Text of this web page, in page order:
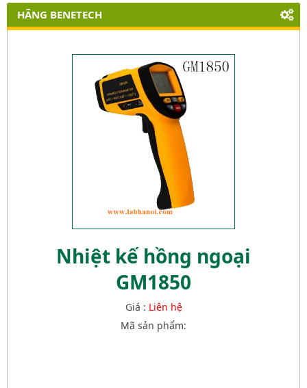
HÃNG BENETECH
Nhiệt kế hồng ngoại
GM1850
Giá : Liên hệ
Mã sản phẩm: